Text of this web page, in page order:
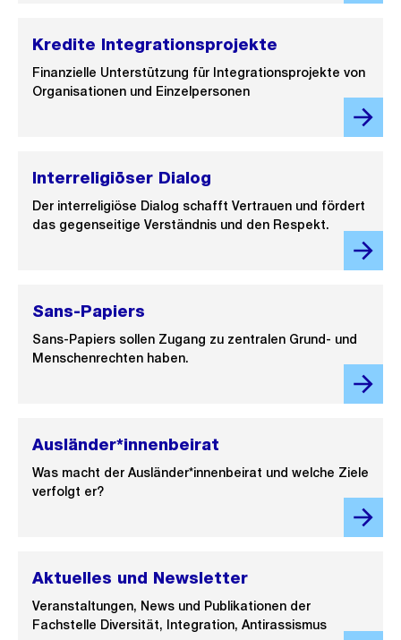
Kredite Integrationsprojekte
Finanzielle Unterstützung für Integrationsprojekte von
Organisationen und Einzelpersonen
Interreligiöser Dialog
Der interreligiöse Dialog schafft Vertrauen und fördert
das gegenseitige Verständnis und den Respekt.
Sans-Papiers
Sans-Papiers sollen Zugang zu zentralen Grund- und
Menschenrechten haben.
Ausländer*innenbeirat
Was macht der Ausländer*innenbeirat und welche Ziele
verfolgt er?
Aktuelles und Newsletter
Veranstaltungen, News und Publikationen der
Fachstelle Diversität, Integration, Antirassismus